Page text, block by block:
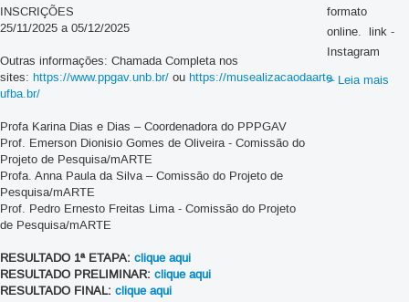
INSCRIÇÕES
25/11/2025 a 05/12/2025
Outras informações: Chamada Completa nos
sites: https://www.ppgav.unb.br/ ou https://musealizacaodaarte.
ufba.br/
Profa Karina Dias e Dias – Coordenadora do PPPGAV
Prof. Emerson Dionisio Gomes de Oliveira - Comissão do
Projeto de Pesquisa/mARTE
Profa. Anna Paula da Silva – Comissão do Projeto de
Pesquisa/mARTE
Prof. Pedro Ernesto Freitas Lima - Comissão do Projeto
de Pesquisa/mARTE
RESULTADO 1ª ETAPA: clique aqui
RESULTADO PRELIMINAR: clique aqui
RESULTADO FINAL: clique aqui
formato
online. link -
Instagram
> Leia mais